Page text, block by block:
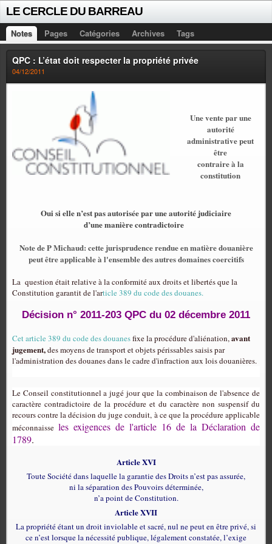
LE CERCLE DU BARREAU
Notes Pages Catégories Archives Tags
QPC : L’état doit respecter la propriété privée
04/12/2011
Une vente par une
autorité
administrative peut
être
contraire à la
constitution
Oui si elle n’est pas autorisée par une autorité judiciaire
d’une manière contradictoire
Note de P Michaud: cette jurisprudence rendue en matière douanière
peut être applicable à l'ensemble des autres domaines coercitifs
La question était relative à la conformité aux droits et libertés que la
Constitution garantit de l'article 389 du code des douanes.
Décision n° 2011-203 QPC du 02 décembre 2011
Cet article 389 du code des douanesfixe la procédure d'aliénation,avant
jugement,des moyens de transport et objets périssables saisis par
l'administration des douanes dans le cadre d'infraction aux lois douanières.
Le Conseil constitutionnel a jugé jour que la combinaison de l'absence de
caractère contradictoire de la procédure et du caractère non suspensif du
recours contre la décision du juge conduit, à ce que la procédure applicable
méconnaisse les exigences de l'article 16 de la Déclaration de
1789.
Article XVI
Toute Société dans laquelle la garantie des Droits n’est pas assurée,
ni la séparation des Pouvoirs déterminée,
n’a point de Constitution.
Article XVII
La propriété étant un droit inviolable et sacré, nul ne peut en être privé, si
ce n’est lorsque la nécessité publique, légalement constatée, l’exige